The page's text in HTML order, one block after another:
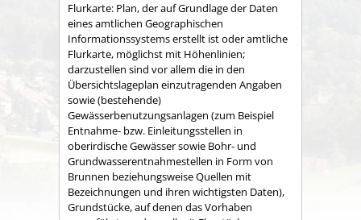
Flurkarte: Plan, der auf Grundlage der Daten
eines amtlichen Geographischen
Informationssystems erstellt ist oder amtliche
Flurkarte, möglichst mit Höhenlinien;
darzustellen sind vor allem die in den
Übersichtslageplan einzutragenden Angaben
sowie (bestehende)
Gewässerbenutzungsanlagen (zum Beispiel
Entnahme- bzw. Einleitungsstellen in
oberirdische Gewässer sowie Bohr- und
Grundwasserentnahmestellen in Form von
Brunnen beziehungsweise Quellen mit
Bezeichnungen und ihren wichtigsten Daten),
Grundstücke, auf denen das Vorhaben